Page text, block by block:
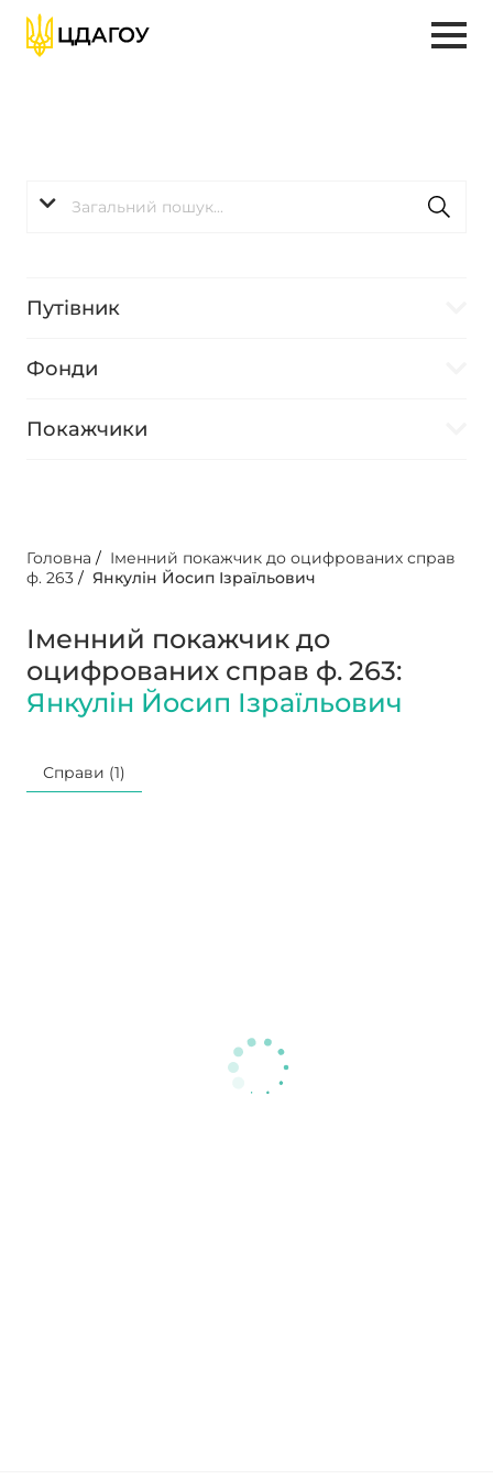
Путівник
Фонди
Покажчики
Головна / Іменний покажчик до оцифрованих справ
ф. 263 / Янкулін Йосип Ізраїльович
Іменний покажчик до
оцифрованих справ ф. 263:
Янкулін Йосип Ізраїльович
Справи (1)